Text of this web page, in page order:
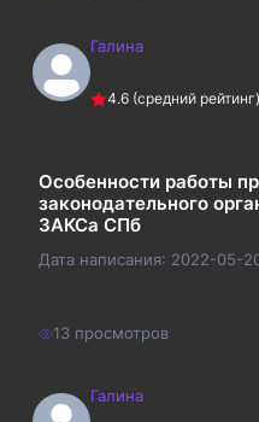
210₽Галина
4.6 (средний рейтинг)
Особенности работы
законодательного
ЗАКСа СПб
Дата написания: 2022-05-
13 просмотров
1900₽Галина